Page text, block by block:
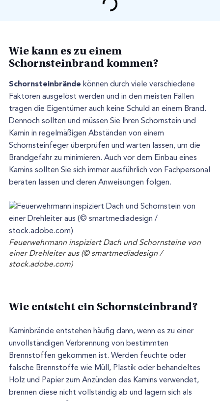
Wie kann es zu einem
Schornsteinbrand kommen?
Schornsteinbrände können durch viele verschiedene
Faktoren ausgelöst werden und in den meisten Fällen
tragen die Eigentümer auch keine Schuld an einem Brand.
Dennoch sollten und müssen Sie Ihren Schornstein und
Kamin in regelmäßigen Abständen von einem
Schornsteinfeger überprüfen und warten lassen, um die
Brandgefahr zu minimieren. Auch vor dem Einbau eines
Kamins sollten Sie sich immer ausführlich von Fachpersonal
beraten lassen und deren Anweisungen folgen.
Feuerwehrmann inspiziert Dach und Schornsteine von
einer Drehleiter aus (© smartmediadesign /
stock.adobe.com)
Wie entsteht ein Schornsteinbrand?
Kaminbrände entstehen häufig dann, wenn es zu einer
unvollständigen Verbrennung von bestimmten
Brennstoffen gekommen ist. Werden feuchte oder
falsche Brennstoffe wie Müll, Plastik oder behandeltes
Holz und Papier zum Anzünden des Kamins verwendet,
brennen diese nicht vollständig ab und lagern sich als